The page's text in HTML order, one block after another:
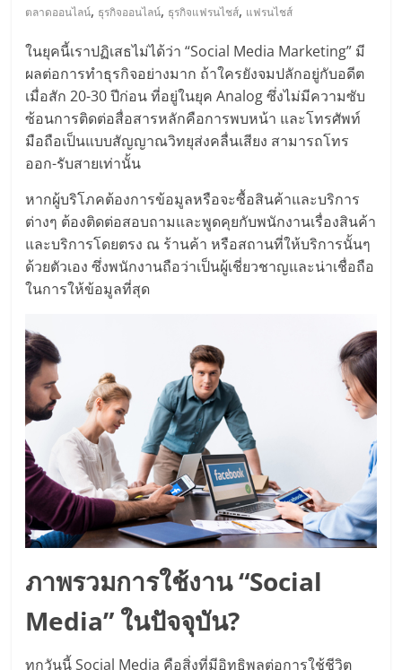
มอี
ไทย,
SMEs,
แฟ
รน
ไชส์,
ที่
ปรึกษา
แฟ
รน
ไชส์,
รวม
แฟ
ตลาดออนไลน์, ธุรกิจออนไลน์, ธุรกิจแฟรนไชส์, แฟรนไชส์
ในยุคนี้เราปฏิเสธไม่ได้ว่า “Social Media Marketing” มี
ผลต่อการทำธุรกิจอย่างมาก ถ้าใครยังจมปลักอยู่กับอดีต
เมื่อสัก 20-30 ปีก่อน ที่อยู่ในยุค Analog ซึ่งไม่มีความซับ
ซ้อนการติดต่อสื่อสารหลักคือการพบหน้า และโทรศัพท์
มือถือเป็นแบบสัญญาณวิทยุส่งคลื่นเสียง สามารถโทร
ออก-รับสายเท่านั้น
หากผู้บริโภคต้องการข้อมูลหรือจะซื้อสินค้าและบริการ
ต่างๆ ต้องติดต่อสอบถามและพูดคุยกับพนักงานเรื่องสินค้า
และบริการโดยตรง ณ ร้านค้า หรือสถานที่ให้บริการนั้นๆ
ด้วยตัวเอง ซึ่งพนักงานถือว่าเป็นผู้เชี่ยวชาญและน่าเชื่อถือ
ในการให้ข้อมูลที่สุด
ภาพรวมการใช้งาน “Social
Media” ในปัจจุบัน?
ทุกวันนี้ Social Media คือสิ่งที่มีอิทธิพลต่อการใช้ชีวิต